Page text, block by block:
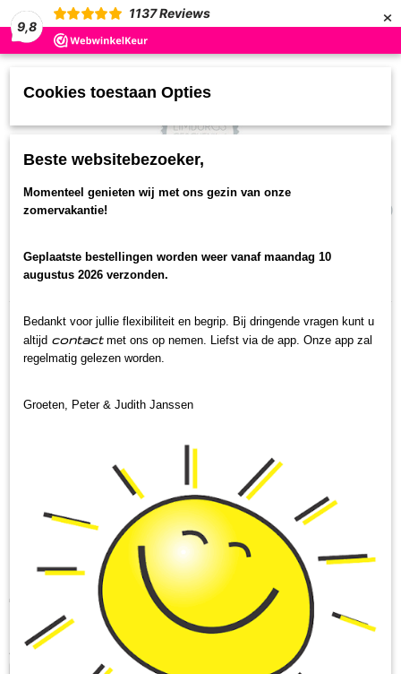
9,8
1137 Reviews ×
UW WINKELWAGEN
(0)
Home>Streekproducten>Stroop>Canisius
fruitstroop 100% puur appel
Canisius fruitstroop 100%
puur appel
€ 2,95 (inclusief btw 9%)
Op voorraad - Levertijd binnen 1 a 2 werkdagen
Aantal
Cookies toestaan Opties
Beste websitebezoeker,
Momenteel genieten wij met ons gezin van onze
zomervakantie!
Geplaatste bestellingen worden weer vanaf maandag 10
augustus 2026 verzonden.
Bedankt voor jullie flexibiliteit en begrip. Bij dringende vragen kunt u
altijd contactmet ons op nemen. Liefst via de app. Onze app zal
regelmatig gelezen worden.
Groeten, Peter & Judith Janssen